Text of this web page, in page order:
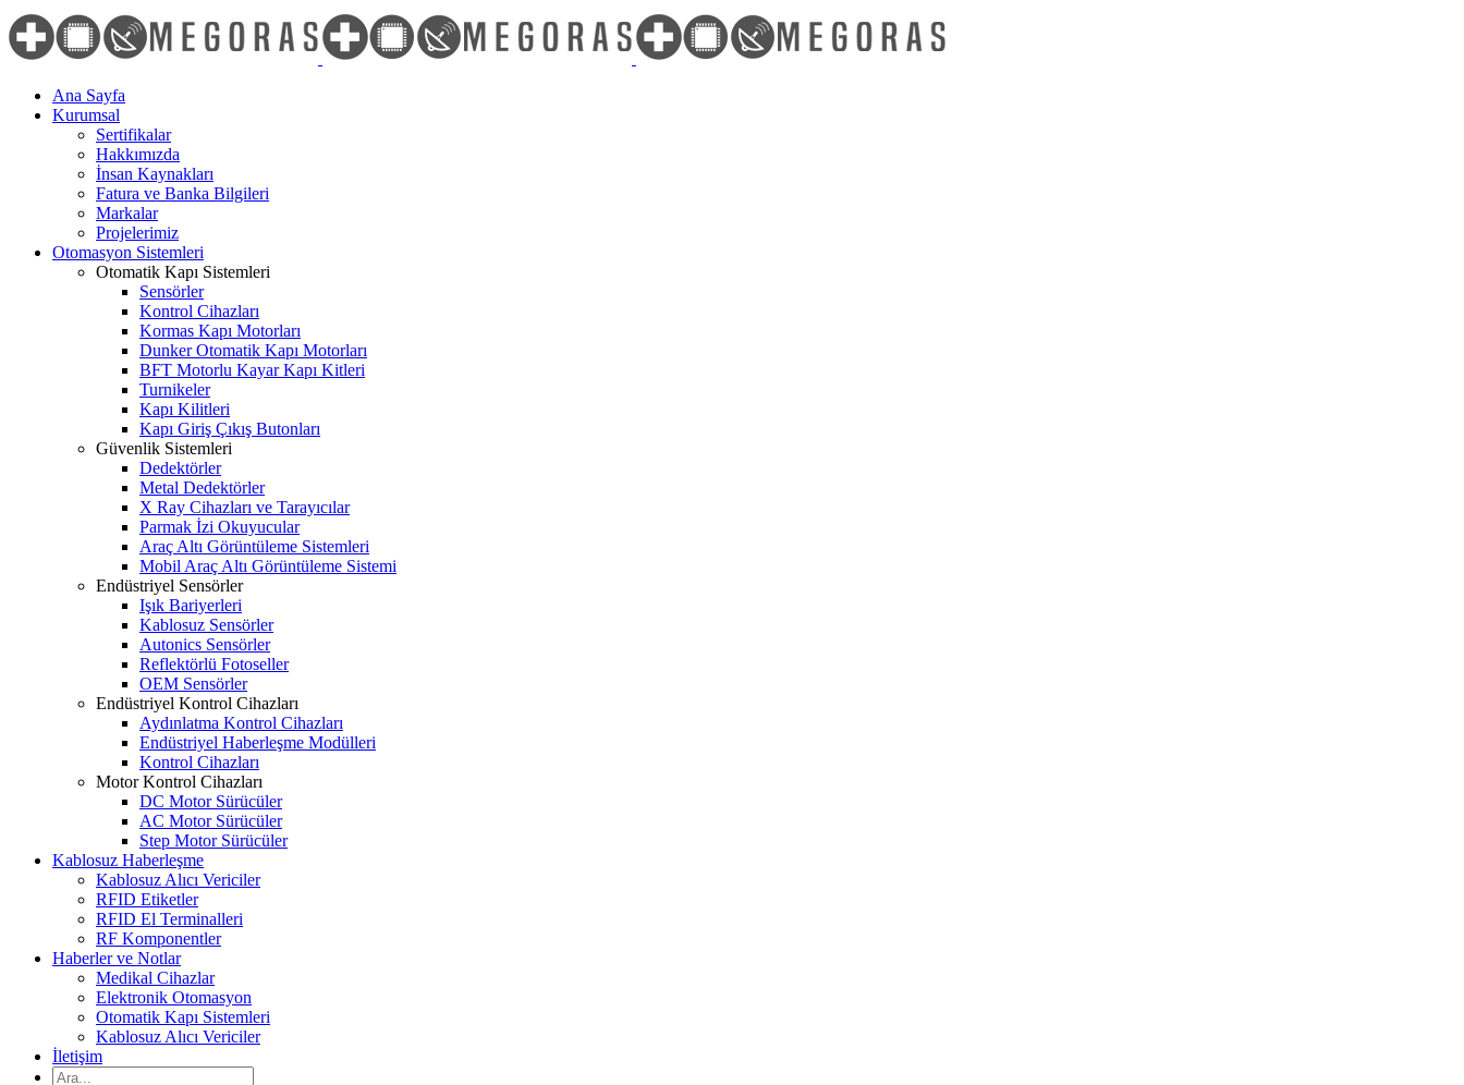
Skip
to
content
Ana Sayfa
Kurumsal
Sertifikalar
Hakkımızda
İnsan Kaynakları
Fatura ve Banka Bilgileri
Markalar
Projelerimiz
Otomasyon Sistemleri
Otomatik Kapı Sistemleri
Sensörler
Kontrol Cihazları
Kormas Kapı Motorları
Dunker Otomatik Kapı Motorları
BFT Motorlu Kayar Kapı Kitleri
Turnikeler
Kapı Kilitleri
Kapı Giriş Çıkış Butonları
Güvenlik Sistemleri
Dedektörler
Metal Dedektörler
X Ray Cihazları ve Tarayıcılar
Parmak İzi Okuyucular
Araç Altı Görüntüleme Sistemleri
Mobil Araç Altı Görüntüleme Sistemi
Endüstriyel Sensörler
Işık Bariyerleri
Kablosuz Sensörler
Autonics Sensörler
Reflektörlü Fotoseller
OEM Sensörler
Endüstriyel Kontrol Cihazları
Aydınlatma Kontrol Cihazları
Endüstriyel Haberleşme Modülleri
Kontrol Cihazları
Motor Kontrol Cihazları
DC Motor Sürücüler
AC Motor Sürücüler
Step Motor Sürücüler
Kablosuz Haberleşme
Kablosuz Alıcı Vericiler
RFID Etiketler
RFID El Terminalleri
RF Komponentler
Haberler ve Notlar
Medikal Cihazlar
Elektronik Otomasyon
Otomatik Kapı Sistemleri
Kablosuz Alıcı Vericiler
İletişim
Ara: